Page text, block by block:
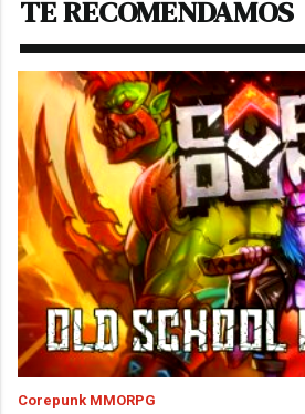
TE RECOMENDAMOS
Corepunk MMORPG